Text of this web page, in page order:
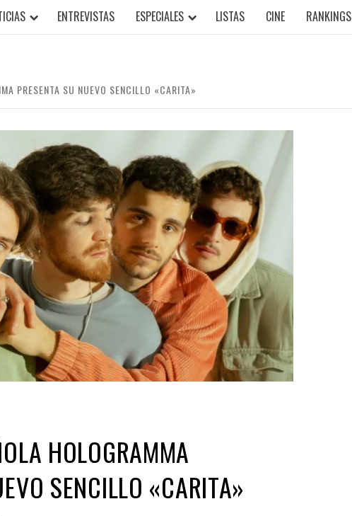
ENTREVISTAS ESPECIALES LISTAS CINE RANKINGS
PRESENTA SU NUEVO SENCILLO «CARITA»
HOLOGRAMMA
SENCILLO «CARITA»